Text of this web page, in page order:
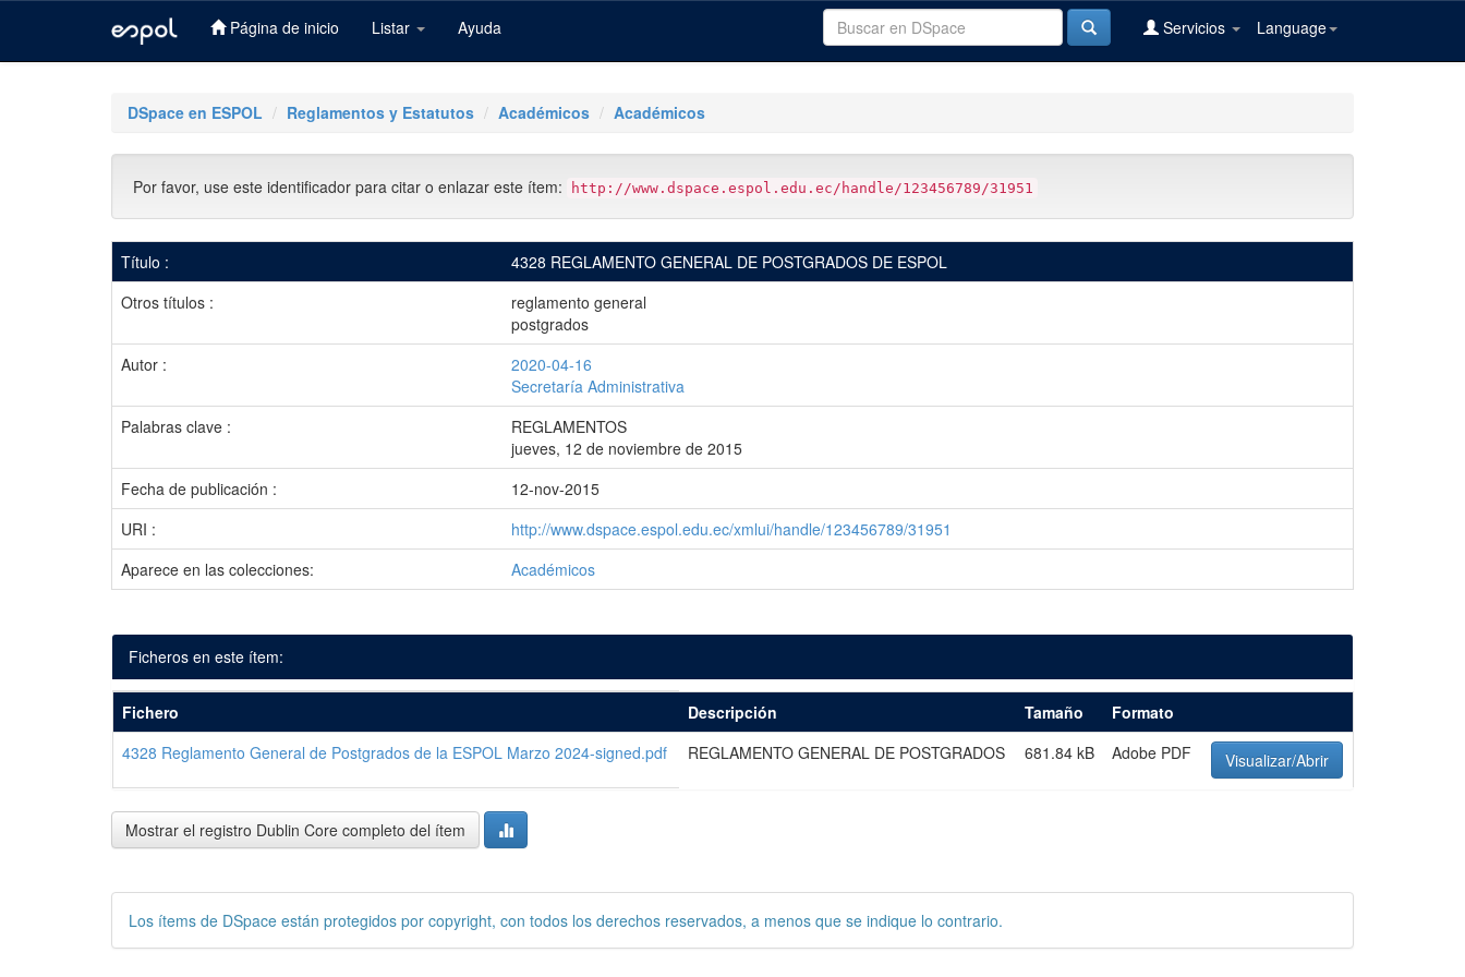
Página de inicio Listar Ayuda Language
Servicios
DSpace en ESPOL Reglamentos y Estatutos Académicos Académicos
Por favor, use este identificador para citar o enlazar este ítem: http://www.dspace.espol.edu.ec/handle/123456789/31951
Título :
4328 REGLAMENTO GENERAL DE POSTGRADOS DE ESPOL
Otros títulos :
reglamento general
postgrados
Autor :
2020-04-16
Secretaría Administrativa
Palabras clave :
REGLAMENTOS
jueves, 12 de noviembre de 2015
Fecha de publicación :
12-nov-2015
URI :
http://www.dspace.espol.edu.ec/xmlui/handle/123456789/31951
Aparece en las colecciones:
Académicos
Ficheros en este ítem:
Fichero Descripción Tamaño
Formato
4328 Reglamento General de Postgrados de la ESPOL Marzo 2024-signed.pdf
REGLAMENTO GENERAL DE POSTGRADOS 681.84 kB Adobe PDF Visualizar/Abrir
Mostrar el registro Dublin Core completo del ítem
Los ítems de DSpace están protegidos por copyright, con todos los derechos reservados, a menos que se indique lo contrario.